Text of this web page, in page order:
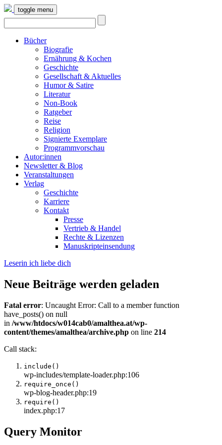
toggle menu
Bücher
Biografie
Ernährung & Kochen
Geschichte
Gesellschaft & Aktuelles
Humor & Satire
Literatur
Non-Book
Ratgeber
Reise
Religion
Signierte Exemplare
Programmvorschau
Autor:innen
Newsletter & Blog
Veranstaltungen
Verlag
Geschichte
Karriere
Kontakt
Presse
Vertrieb & Handel
Rechte & Lizenzen
Manuskripteinsendung
Leserin ich liebe dich
Neue Beiträge werden geladen
Fatal error: Uncaught Error: Call to a member function
have_posts() on null
in /www/htdocs/w014cab0/amalthea.at/wp-
content/themes/amalthea/archive.php on line 214
Call stack:
include()
wp-includes/template-loader.php:106
require_once()
wp-blog-header.php:19
require()
index.php:17
Query Monitor